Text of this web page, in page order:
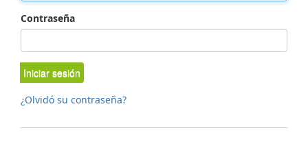
Contraseña
Iniciar sesión
¿Olvidó su contraseña?